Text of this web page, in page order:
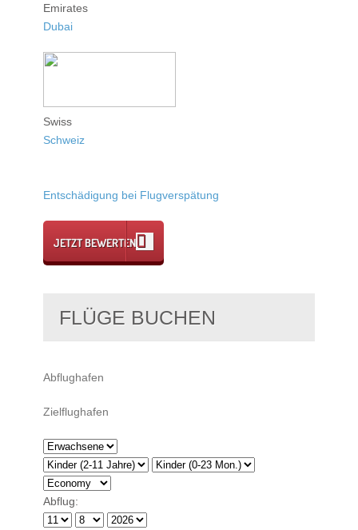
Emirates
Dubai
Swiss
Schweiz
Entschädigung bei Flugverspätung
JETZT BEWERTEN
FLÜGE BUCHEN
Abflug: